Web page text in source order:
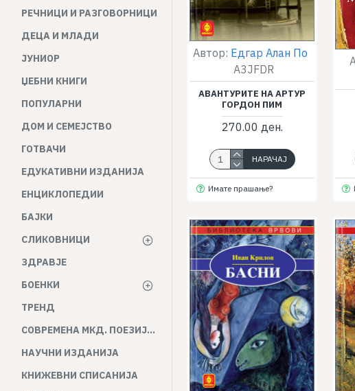
РЕЧНИЦИ И РАЗГОВОРНИЦИ
ДЕЦА И МЛАДИ
ЈУНИОР
ЏЕБНИ КНИГИ
ПОПУЛАРНИ
ДОМ И СЕМЕЈСТВО
ГОТВАЧИ
ЕДУКАТИВНИ ИЗДАНИЈА
ЕНЦИКЛОПЕДИИ
БАЈКИ
СЛИКОВНИЦИ
ЗДРАВЈЕ
БОЕНКИ
ТРЕНД
СОВРЕМЕНА МКД. ПОЕЗИЈА И ПРОЗА
НАУЧНИ ИЗДАНИЈА
КНИЖЕВНИ СПИСАНИЈА
Автор: Едгар Алан По
A3JFDR
АВАНТУРИТЕ НА АРТУР
ГОРДОН ПИМ
270.00 ден.
НАРАЧАЈ
Имате прашање?